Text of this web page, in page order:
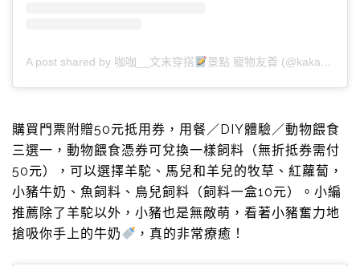
A post shared by 咖咖__文末穿搭 景點 寵物友善 (@kaka__407)
購買門票附贈50元抵用券，用餐／DIY體驗／動物餵食
三選一，動物餵食憑券可兌換一樣飼料（無折抵券需付
50元），可以選擇羊駝、馬兒和羊兒的牧草、紅蘿蔔，
小豬牛奶、魚飼料、鳥兒飼料（飼料一盒10元）。小編
推薦除了羊駝以外，小豬也是無敵萌，看著小豬奮力地
搶吸你手上的牛奶
，真的非常療癒！